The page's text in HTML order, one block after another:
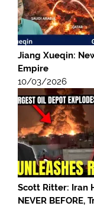
Jiang Xueqin:
Empire
10/03/2026
Scott Ritter: Iran
NEVER BEFORE,